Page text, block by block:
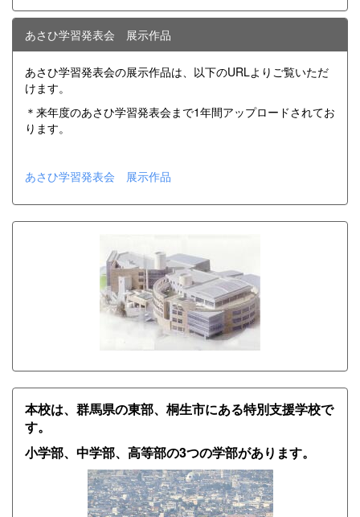
あさひ学習発表会 展示作品
あさひ学習発表会の展示作品は、以下のURLよりご覧いただ
けます。
＊来年度のあさひ学習発表会まで1年間アップロードされてお
ります。
あさひ学習発表会 展示作品
本校は、群馬県の東部、桐生市にある特別支援学校で
す。
小学部、中学部、高等部の3つの学部があります。